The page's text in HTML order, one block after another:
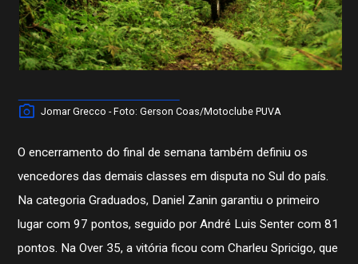
Jomar Grecco - Foto: Gerson Coas/Motoclube PUVA
O encerramento do final de semana também definiu os
vencedores das demais classes em disputa no Sul do país.
Na categoria Graduados, Daniel Zanin garantiu o primeiro
lugar com 97 pontos, seguido por André Luis Senter com 81
pontos. Na Over 35, a vitória ficou com Charleu Spricigo, que